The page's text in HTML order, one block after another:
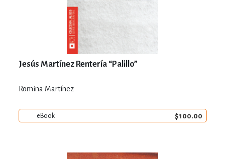
Jesús Martínez Rentería “Palillo”
Romina Martínez
eBook $100.00